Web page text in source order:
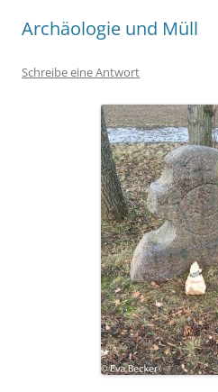
Archäologie und Müll
Schreibe eine Antwort